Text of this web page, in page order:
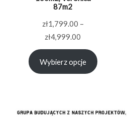
87m2
zł1,799.00 –
zł4,999.00
cen:
od
zł1,799.00
Wybierz opcje